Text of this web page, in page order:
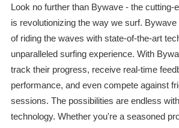
Look no further than Bywave - the cutting-
is revolutionizing the way we surf.
of riding the waves with state-of-the-art
unparalleled surfing experience. With
track their progress, receive real-time
performance, and even compete against
sessions. The possibilities are endless
technology. Whether you're a seasoned